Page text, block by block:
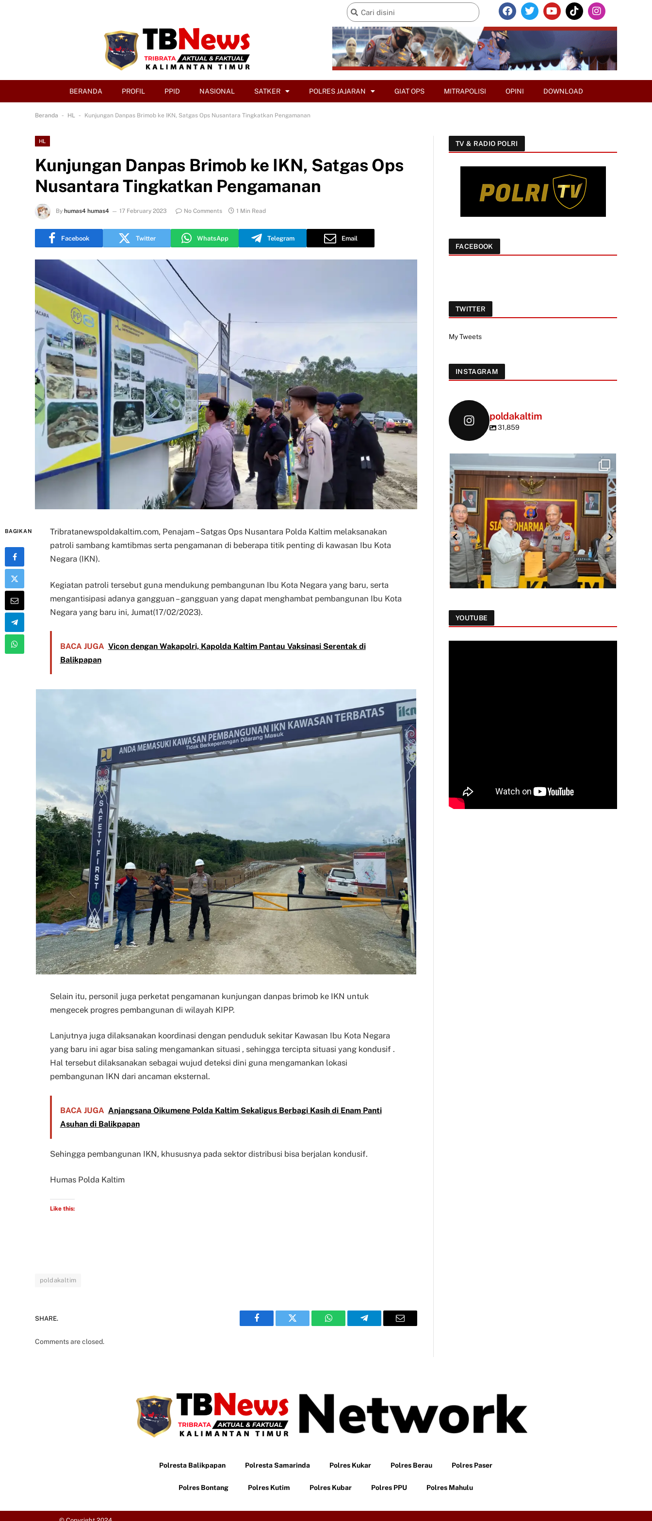
BERANDA PROFIL PPID NASIONAL SATKER POLRES JAJARAN GIAT OPS MITRAPOLISI OPINI DOWNLOAD
Beranda - HL - Kunjungan Danpas Brimob ke IKN, Satgas Ops Nusantara Tingkatkan Pengamanan
HL
Kunjungan Danpas Brimob ke IKN, Satgas Ops
Nusantara Tingkatkan Pengamanan
By humas4 humas4 17 February 2023 No Comments 1 Min Read
Facebook Twitter WhatsApp Telegram Email
BAGIKAN
Tribratanewspoldakaltim.com, Penajam – Satgas Ops Nusantara Polda Kaltim melaksanakan
patroli sambang kamtibmas serta pengamanan di beberapa titik penting di kawasan Ibu Kota
Negara (IKN).
Kegiatan patroli tersebut guna mendukung pembangunan Ibu Kota Negara yang baru, serta
mengantisipasi adanya gangguan – gangguan yang dapat menghambat pembangunan Ibu Kota
Negara yang baru ini, Jumat(17/02/2023).
BACA JUGA Vicon dengan Wakapolri, Kapolda Kaltim Pantau Vaksinasi Serentak di
Balikpapan
Selain itu, personil juga perketat pengamanan kunjungan danpas brimob ke IKN untuk
mengecek progres pembangunan di wilayah KIPP.
Lanjutnya juga dilaksanakan koordinasi dengan penduduk sekitar Kawasan Ibu Kota Negara
yang baru ini agar bisa saling mengamankan situasi , sehingga tercipta situasi yang kondusif .
Hal tersebut dilaksanakan sebagai wujud deteksi dini guna mengamankan lokasi
pembangunan IKN dari ancaman eksternal.
BACA JUGA Anjangsana Oikumene Polda Kaltim Sekaligus Berbagi Kasih di Enam Panti
Asuhan di Balikpapan
Sehingga pembangunan IKN, khususnya pada sektor distribusi bisa berjalan kondusif.
Humas Polda Kaltim
Like this:
poldakaltim
SHARE.
Facebook Twitter WhatsAppTelegram Email
Comments are closed.
TV & RADIO POLRI
FACEBOOK
TWITTER
My Tweets
INSTAGRAM
poldakaltim
31,859
YOUTUBE
Polresta Balikpapan Polresta Samarinda Polres Kukar Polres Berau Polres Paser
Polres Bontang Polres Kutim Polres Kubar Polres PPU Polres Mahulu